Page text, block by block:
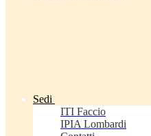
Sedi
ITI Faccio
IPIA Lombardi